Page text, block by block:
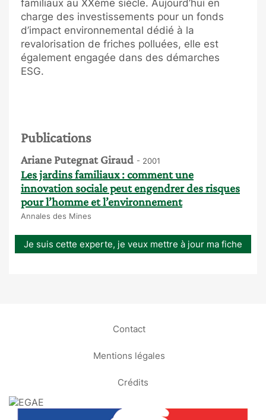
familiaux au XXème siècle. Aujourd’hui en
charge des investissements pour un fonds
d’impact environnemental dédié à la
revalorisation de friches polluées, elle est
également engagée dans des démarches
ESG.
Publications
Ariane Putegnat Giraud - 2001
Les jardins familiaux : comment une
innovation sociale peut engendrer des risques
pour l’homme et l’environnement
Annales des Mines
Je suis cette experte, je veux mettre à jour ma fiche
Contact
Mentions légales
Crédits